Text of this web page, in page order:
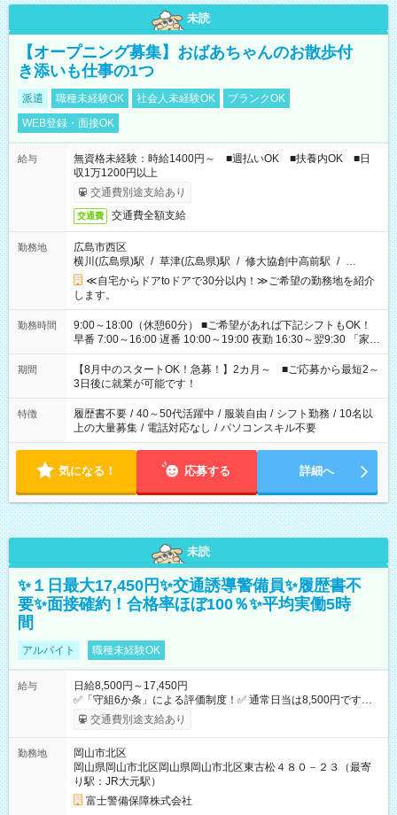
未読
【オープニング募集】おばあちゃんのお散歩付
き添いも仕事の1つ
派遣 職種未経験OK 社会人未経験OK
ブランクOK
WEB登録・面接OK
給与
無資格未経験：時給1400円～ ■週払いOK ■扶養内OK ■日
収1万1200円以上
交通費別途支給あり
交通費 交通費全額支給
勤務地
広島市西区
横川(広島県)駅 / 草津(広島県)駅 / 修大協創中高前駅 / …
≪自宅からドアtoドアで30分以内！≫ご希望の勤務地を紹介
します。
勤務時間
9:00～18:00（休憩60分） ■ご希望があれば下記シフトもOK！
早番 7:00～16:00 遅番 10:00～19:00 夜勤 16:30～翌9:30 「家族
と休みを合わせたい」 「余裕を持って夕飯の準備がしたい」
「できれば残業はしたくない」 など、ご希望を教えてください
ね。 ※Wワーク希望の方へ 今ご覧のお仕事で希望する勤務時間
と、もう1つのお仕事の勤務時間。 合計で週40時間を超える場
合は応募できません。
期間
【8月中のスタートOK！急募！】2カ月～ ■ご応募から最短2～
3日後に就業が可能です！
特徴 履歴書不要 / 40～50代活躍中 / 服装自由 / シフト勤務 / 10名以
上の大量募集 / 電話対応なし / パソコンスキル不要
気になる！ 応募する 詳細へ
未読
✨１日最大17,450円✨交通誘導警備員✨履歴書不
要✨面接確約！合格率ほぼ100％✨平均実働5時
間
アルバイト 職種未経験OK
給与
日給8,500円～17,450円
✅「守組6か条」による評価制度！✅ 通常日当は8,500円ですが
上記評価制度により「S級隊員」と認定されれば10,000円の日当
を支給します。 (1)上記勤務者が交通2級資格者の場合10,000円
14,375円 (3)上記現場が日祝深夜の場合 17,250円 (4)上記勤務
者が現場までの運転者の場合17,250+200円＝17,450円 -----------
------------------------------- *最高日当額 17,450円* （実働時間5
時間の場合、時給3,490円） ------------------------------------------ よ
交通費別途支給あり
勤務地
岡山市北区
岡山県岡山市北区岡山県岡山市北区東古松４８０－２３（最寄
り駅：JR大元駅）
富士警備保障株式会社